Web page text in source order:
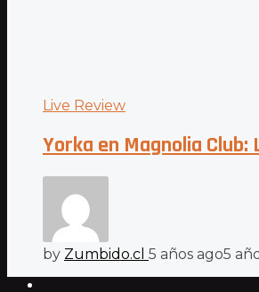
Live Review
Yorka en Magnolia
by Zumbido.cl 5 años ago5